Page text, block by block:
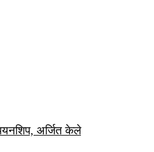
अर्जित केले